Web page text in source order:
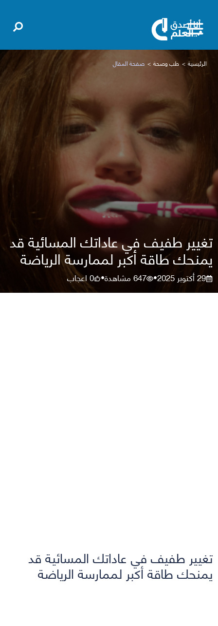
الرئيسية طب وصحة صفحة المقال
تغيير طفيف في عاداتك المسائية قد
يمنحك طاقة أكبر لممارسة الرياضة
29 أكتوبر 2025 •
647مشاهدة•
0اعجاب
تغيير طفيف في عاداتك المسائية قد
يمنحك طاقة أكبر لممارسة الرياضة